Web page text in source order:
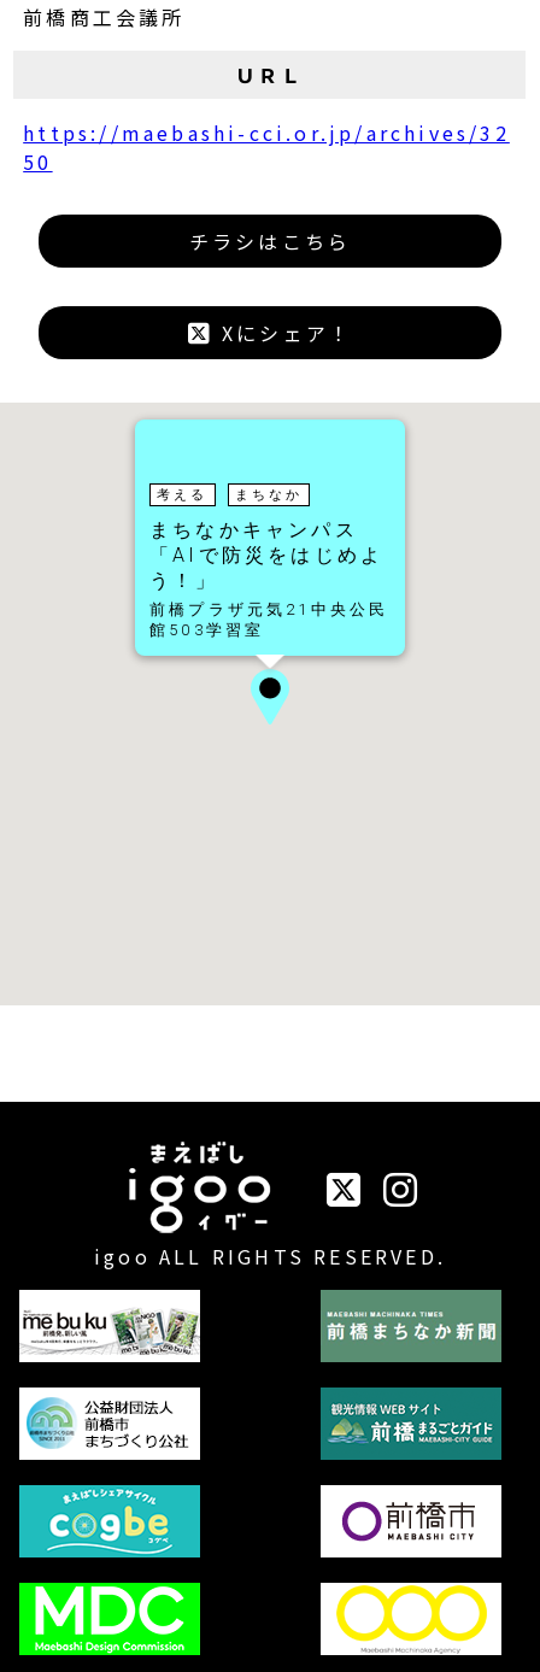
前橋商工会議所
ＵＲＬ
https://maebashi-cci.or.jp/archives/32
50
チラシはこちら
Xにシェア！
考える まちなか
まちなかキャンパス
「AIで防災をはじめよ
う！」
前橋プラザ元気21中央公民
館503学習室
igoo ALL RIGHTS RESERVED.